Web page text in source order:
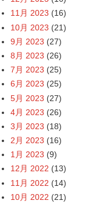
11月 2023 (16)
10月 2023 (21)
9月 2023 (27)
8月 2023 (26)
7月 2023 (25)
6月 2023 (25)
5月 2023 (27)
4月 2023 (26)
3月 2023 (18)
2月 2023 (16)
1月 2023 (9)
12月 2022 (13)
11月 2022 (14)
10月 2022 (21)